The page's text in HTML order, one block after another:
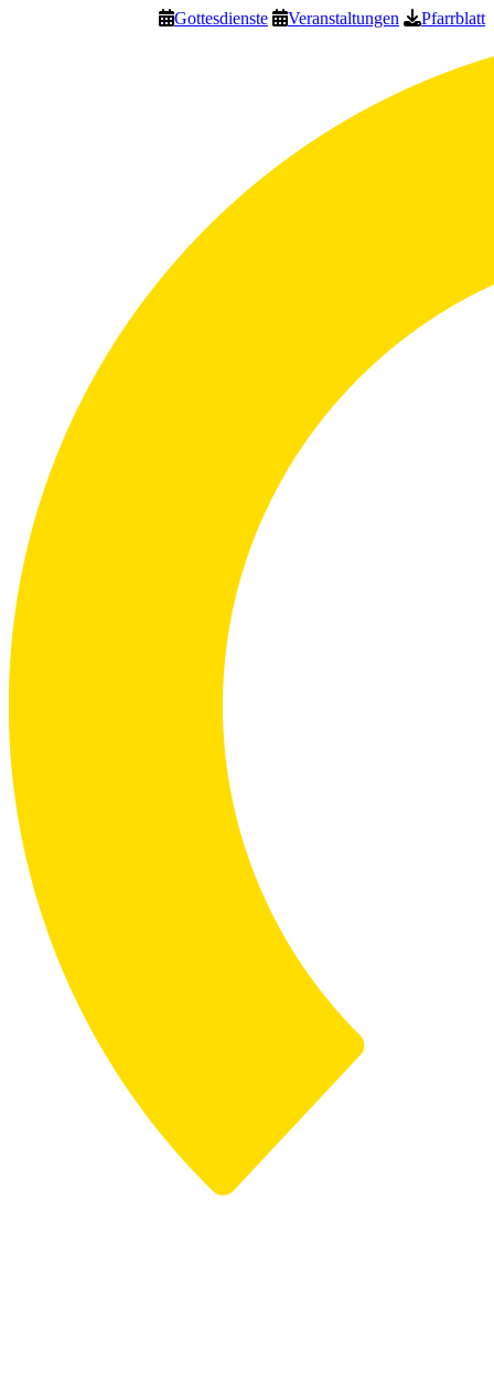
Gottesdienste Veranstaltungen Pfarrblatt